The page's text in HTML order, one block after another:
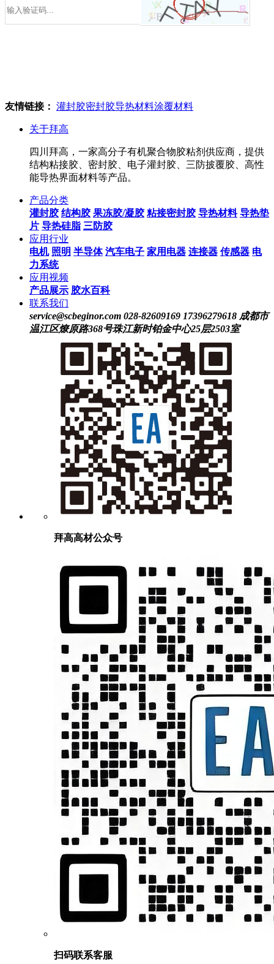
友情链接： 灌封胶密封胶导热材料涂覆材料
关于拜高
四川拜高，一家高分子有机聚合物胶粘剂供应商，提供
结构粘接胶、密封胶、电子灌封胶、三防披覆胶、高性
能导热界面材料等产品。
产品分类
灌封胶 结构胶 果冻胶/凝胶 粘接密封胶 导热材料 导热垫
片 导热硅脂 三防胶
应用行业
电机 照明 半导体 汽车电子 家用电器 连接器 传感器 电
力系统
应用视频
产品展示 胶水百科
联系我们
service@scbeginor.com 028-82609169 17396279618 成都市
温江区燎原路368号珠江新时铂金中心25层2503室
拜高高材公众号
扫码联系客服